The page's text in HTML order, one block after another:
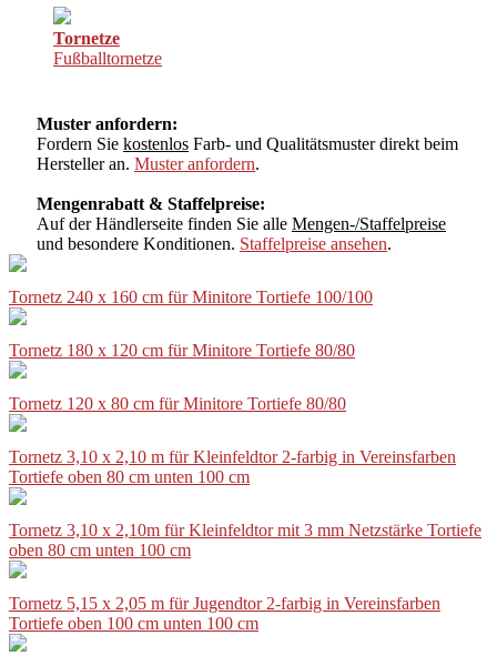
Tornetze
Fußballtornetze
Muster anfordern:
Fordern Sie kostenlos Farb- und Qualitätsmuster direkt beim
Hersteller an. Muster anfordern.
Mengenrabatt & Staffelpreise:
Auf der Händlerseite finden Sie alle Mengen-/Staffelpreise
und besondere Konditionen. Staffelpreise ansehen.
Tornetz 240 x 160 cm für Minitore Tortiefe 100/100
Tornetz 180 x 120 cm für Minitore Tortiefe 80/80
Tornetz 120 x 80 cm für Minitore Tortiefe 80/80
Tornetz 3,10 x 2,10 m für Kleinfeldtor 2-farbig in Vereinsfarben
Tortiefe oben 80 cm unten 100 cm
Tornetz 3,10 x 2,10m für Kleinfeldtor mit 3 mm Netzstärke Tortiefe
oben 80 cm unten 100 cm
Tornetz 5,15 x 2,05 m für Jugendtor 2-farbig in Vereinsfarben
Tortiefe oben 100 cm unten 100 cm